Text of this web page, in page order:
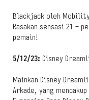
Blackjack oleh
Rasakan sensasi 21 –
pemain!
5/12/23: Disney
Mainkan Disney
Arkade, yang